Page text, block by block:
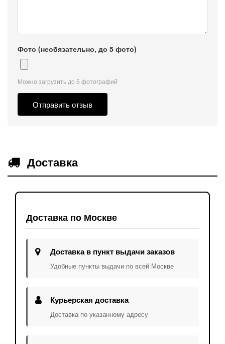
Фото (необязательно, до 5 фото)
Можно загрузить до 5 фотографий
Отправить отзыв
Доставка
Доставка по Москве
Доставка в пункт выдачи заказов
Удобные пункты выдачи по всей Москве
Курьерская доставка
Доставка по указанному адресу